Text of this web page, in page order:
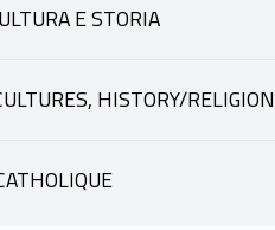
E STORIA
|materiale didattico
HISTORY/